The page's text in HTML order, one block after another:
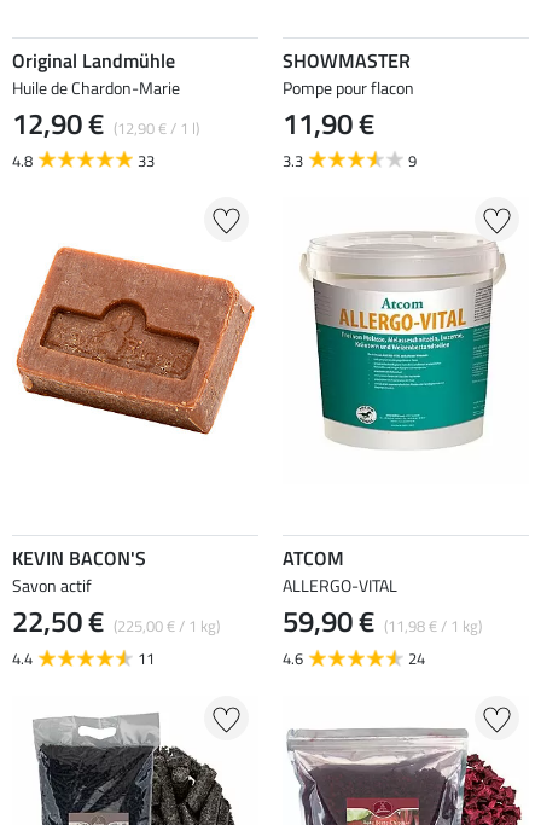
Original Landmühle
Huile de Chardon-Marie
12,90 € (12,90 € / 1 l)
4.8
33
SHOWMASTER
Pompe pour flacon
11,90 €
3.3 9
KEVIN BACON'S
Savon actif
22,50 € (225,00 € / 1 kg)
4.4
11
ATCOM
ALLERGO-VITAL
59,90 € (11,98 € / 1 kg)
4.6
24